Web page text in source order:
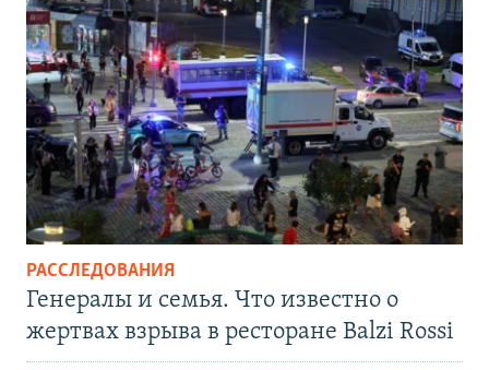
РАССЛЕДОВАНИЯ
Генералы и семья. Что известно о
жертвах взрыва в ресторане Balzi Rossi